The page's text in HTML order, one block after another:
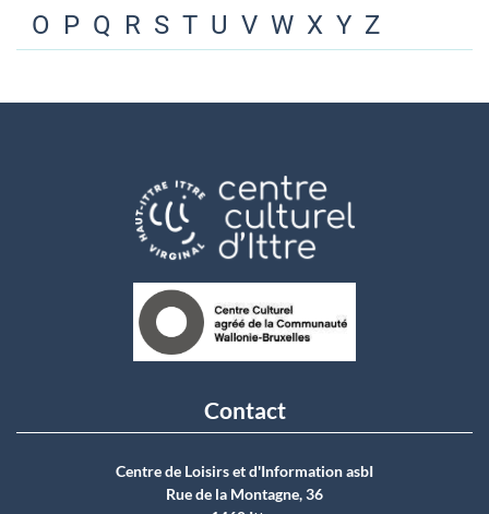
O P Q R S T U V W X Y Z
Contact
Centre de Loisirs et d'Information asbI
Rue de la Montagne, 36